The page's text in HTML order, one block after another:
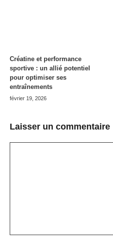
Créatine et performance
sportive : un allié potentiel
pour optimiser ses
entraînements
février 19, 2026
Laisser un commentaire